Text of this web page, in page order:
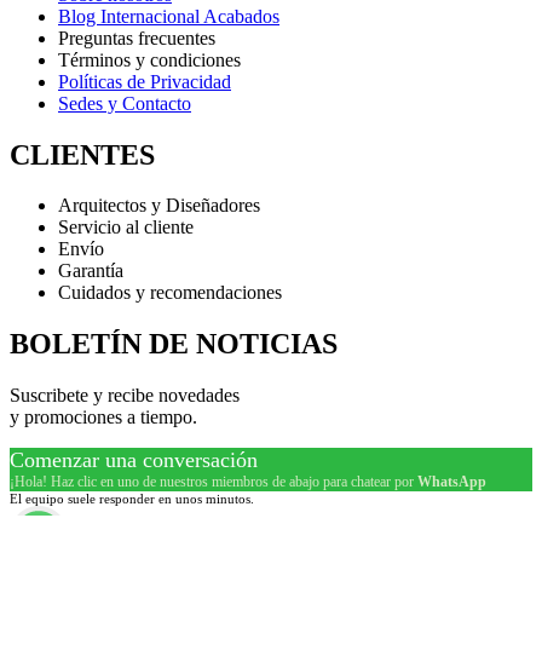
Blog Internacional Acabados
Preguntas frecuentes
Términos y condiciones
Políticas de Privacidad
Sedes y Contacto
CLIENTES
Arquitectos y Diseñadores
Servicio al cliente
Envío
Garantía
Cuidados y recomendaciones
BOLETÍN DE NOTICIAS
Suscribete y recibe novedades
y promociones a tiempo.
Comenzar una conversación
¡Hola! Haz clic en uno de nuestros miembros de abajo para chatear por WhatsApp
El equipo suele responder en unos minutos.